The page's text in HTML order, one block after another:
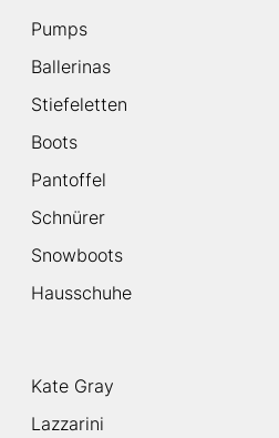
Pumps
Ballerinas
Stiefeletten
Boots
Pantoffel
Schnürer
Snowboots
Hausschuhe
Kate Gray
Lazzarini